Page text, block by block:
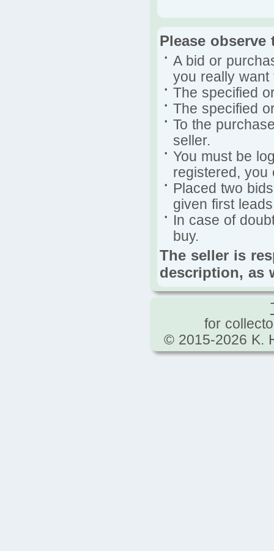
Please
•
A bid or
you really want
• The specified
• The specified
•
To the
seller.
•
You must be
registered,
•
Placed two
given first
•
In case of
buy.
The seller is
description, as
for
© 2015-2026 K.